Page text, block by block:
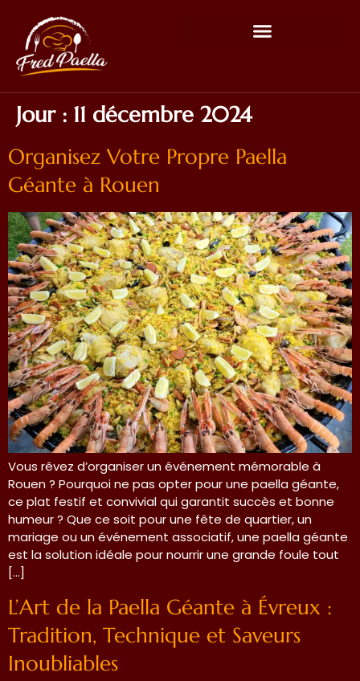
Jour : 11 décembre 2024
Organisez Votre Propre Paella
Géante à Rouen
Vous rêvez d’organiser un événement mémorable à
Rouen ? Pourquoi ne pas opter pour une paella géante,
ce plat festif et convivial qui garantit succès et bonne
humeur ? Que ce soit pour une fête de quartier, un
mariage ou un événement associatif, une paella géante
est la solution idéale pour nourrir une grande foule tout
[…]
L’Art de la Paella Géante à Évreux :
Tradition, Technique et Saveurs
Inoubliables